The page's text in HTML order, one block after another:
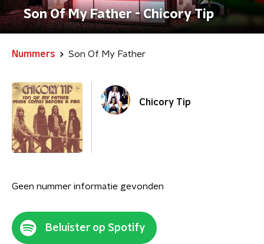
Son Of My Father - Chicory Tip
Nummers Son Of My Father
Chicory Tip
Geen nummer informatie gevonden
Beluister op Spotify